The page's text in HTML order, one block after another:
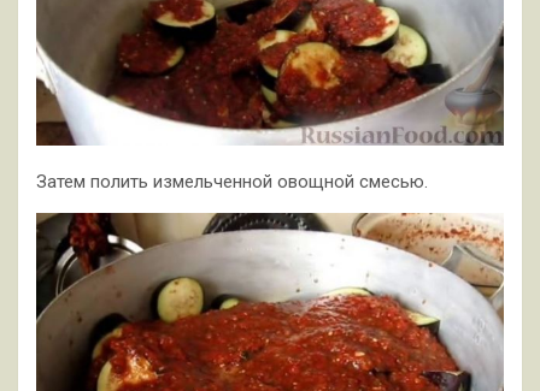
Затем полить измельченной овощной смесью.